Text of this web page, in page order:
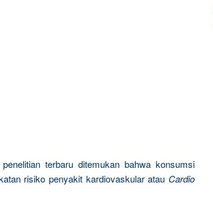
terbaru ditemukan bahwa konsumsi
risiko penyakit kardiovaskular atau Cardio